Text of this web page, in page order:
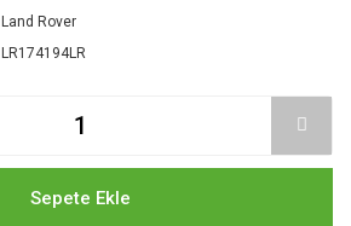
Land Rover
LR174194LR
Sepete Ekle